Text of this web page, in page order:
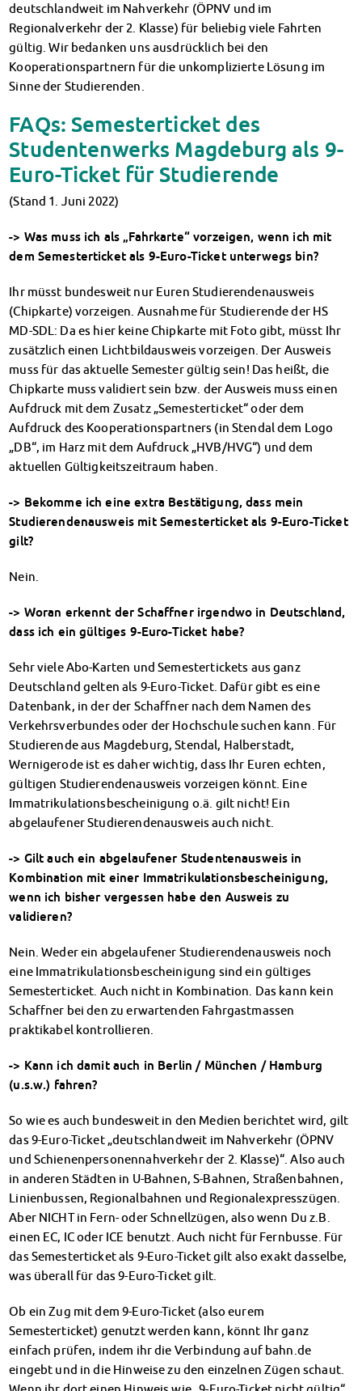
Kursangebote
Anmeldung Sonderveranstaltungen
Rechtsberatung
Chatberatung
FAQs Soziales & Beratung
AnsprechpartnerInnen
Kultur & Internationales
Beratung für Internationals
Wohnen für Internationals
Kulturförderung
KreativWorkshops
AnsprechpartnerInnen
Kinderbetreuung
Kita CampusKids
Voranmeldung KiTa-Platz
Randzeitenbetreuung
Anmeldung
Nutzungsbedingungen
AnsprechpartnerInnen
Über uns
Infopoints & Beratungscenter
Beratungstermine im Überblick
Unsere Organisation
Verwaltungsrat
Lageplan
Stellenangebote
AnsprechpartnerInnen
Impressum
Datenschutzerklärung
Erklärung zur Barrierefreiheit
deutschlandweit im Nahverkehr (ÖPNV und im
Regionalverkehr der 2. Klasse) für beliebig viele Fahrten
gültig. Wir bedanken uns ausdrücklich bei den
Kooperationspartnern für die unkomplizierte Lösung im
Sinne der Studierenden.
FAQs: Semesterticket des
Studentenwerks Magdeburg als 9-
Euro-Ticket für Studierende
(Stand 1. Juni 2022)
-> Was muss ich als „Fahrkarte“ vorzeigen, wenn ich mit
dem Semesterticket als 9-Euro-Ticket unterwegs bin?
Ihr müsst bundesweit nur Euren Studierendenausweis
(Chipkarte) vorzeigen. Ausnahme für Studierende der HS
MD-SDL: Da es hier keine Chipkarte mit Foto gibt, müsst Ihr
zusätzlich einen Lichtbildausweis vorzeigen. Der Ausweis
muss für das aktuelle Semester gültig sein! Das heißt, die
Chipkarte muss validiert sein bzw. der Ausweis muss einen
Aufdruck mit dem Zusatz „Semesterticket“ oder dem
Aufdruck des Kooperationspartners (in Stendal dem Logo
„DB“, im Harz mit dem Aufdruck „HVB/HVG“) und dem
aktuellen Gültigkeitszeitraum haben.
-> Bekomme ich eine extra Bestätigung, dass mein
Studierendenausweis mit Semesterticket als 9-Euro-Ticket
gilt?
Nein.
-> Woran erkennt der Schaffner irgendwo in Deutschland,
dass ich ein gültiges 9-Euro-Ticket habe?
Sehr viele Abo-Karten und Semestertickets aus ganz
Deutschland gelten als 9-Euro-Ticket. Dafür gibt es eine
Datenbank, in der der Schaffner nach dem Namen des
Verkehrsverbundes oder der Hochschule suchen kann. Für
Studierende aus Magdeburg, Stendal, Halberstadt,
Wernigerode ist es daher wichtig, dass Ihr Euren echten,
gültigen Studierendenausweis vorzeigen könnt. Eine
Immatrikulationsbescheinigung o.ä. gilt nicht! Ein
abgelaufener Studierendenausweis auch nicht.
-> Gilt auch ein abgelaufener Studentenausweis in
Kombination mit einer Immatrikulationsbescheinigung,
wenn ich bisher vergessen habe den Ausweis zu
validieren?
Nein. Weder ein abgelaufener Studierendenausweis noch
eine Immatrikulationsbescheinigung sind ein gültiges
Semesterticket. Auch nicht in Kombination. Das kann kein
Schaffner bei den zu erwartenden Fahrgastmassen
praktikabel kontrollieren.
-> Kann ich damit auch in Berlin / München / Hamburg
(u.s.w.) fahren?
So wie es auch bundesweit in den Medien berichtet wird, gilt
das 9-Euro-Ticket „deutschlandweit im Nahverkehr (ÖPNV
und Schienenpersonennahverkehr der 2. Klasse)“. Also auch
in anderen Städten in U-Bahnen, S-Bahnen, Straßenbahnen,
Linienbussen, Regionalbahnen und Regionalexpresszügen.
Aber NICHT in Fern- oder Schnellzügen, also wenn Du z.B.
einen EC, IC oder ICE benutzt. Auch nicht für Fernbusse. Für
das Semesterticket als 9-Euro-Ticket gilt also exakt dasselbe,
was überall für das 9-Euro-Ticket gilt.
Ob ein Zug mit dem 9-Euro-Ticket (also eurem
Semesterticket) genutzt werden kann, könnt Ihr ganz
einfach prüfen, indem ihr die Verbindung auf bahn.de
eingebt und in die Hinweise zu den einzelnen Zügen schaut.